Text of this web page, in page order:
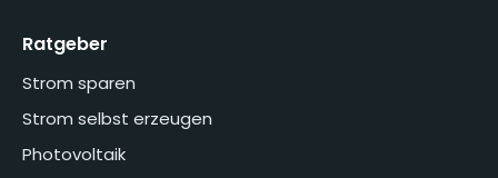
Ratgeber
Strom sparen
Strom selbst erzeugen
Photovoltaik